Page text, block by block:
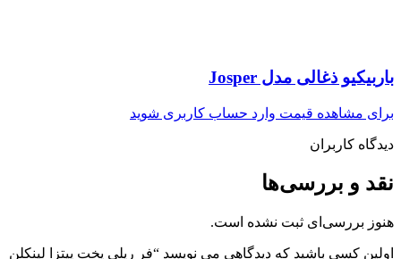
باربیکیو ذغالی مدل Josper
برای مشاهده قیمت وارد حساب کاربری شوید
دیدگاه کاربران
نقد و بررسی‌ها
هنوز بررسی‌ای ثبت نشده است.
اولین کسی باشید که دیدگاهی می نویسد “فر ریلی پخت پیتزا لینکلن